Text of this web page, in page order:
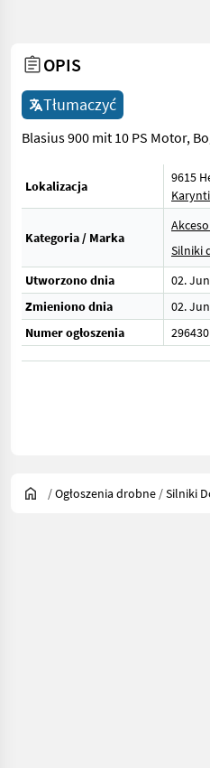
OPIS
Tłumaczyć
Blasius 900 mit 10 PS Motor,
Lokalizacja
9615
Kategoria / Marka
Silniki
Utworzono dnia
02.
Zmieniono dnia
02.
Numer ogłoszenia
/Ogłoszenia drobne /Silniki